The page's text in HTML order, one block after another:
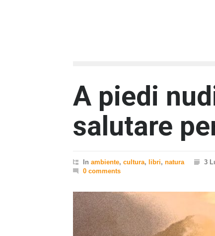
A piedi
salutare
In ambiente, cultura, libri, natura 3
0 comments